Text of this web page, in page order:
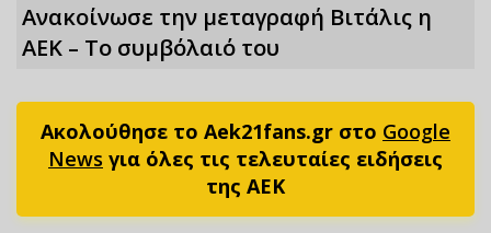
Ανακοίνωσε την μεταγραφή Βιτάλις η
ΑΕΚ – Το συμβόλαιό του
Ακολούθησε το Aek21fans.gr στο Google
News για όλες τις τελευταίες ειδήσεις
της ΑΕΚ